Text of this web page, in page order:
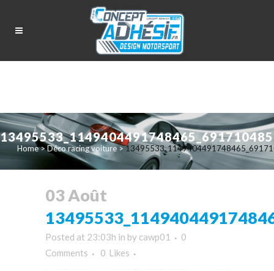
Home>Déco racing voiture >
03 Août
Posted at 23:03h in by cawp01
0
Comments
0 Likes